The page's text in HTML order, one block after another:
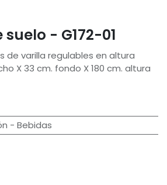
- G172-01
de varilla regulables en altura
X 33 cm. fondo X 180 cm. altura
- Bebidas